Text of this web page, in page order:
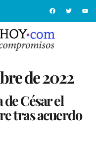
de 2022
César el
tras acuerdo